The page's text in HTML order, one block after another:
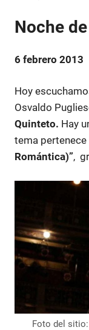
Noche
6 febrero 2013
Hoy
Osvaldo
Quinteto. Hay
tema pertenece
Romántica)”,
Foto del